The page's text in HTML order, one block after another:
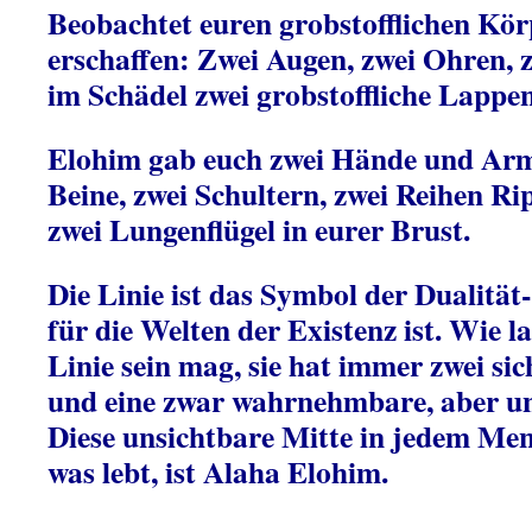
Beobachtet euren grobstofflichen
erschaffen: Zwei Augen, zwei Ohren,
im Schädel zwei grobstoffliche
Elohim gab euch zwei Hände und
Beine, zwei Schultern, zwei Reihen
zwei Lungenflügel in eurer Brust.
Die Linie ist das Symbol der
für die Welten der Existenz ist. Wie
Linie sein mag, sie hat immer zwei
und eine zwar wahrnehmbare, aber
Diese unsichtbare Mitte in jedem
was lebt, ist Alaha Elohim.